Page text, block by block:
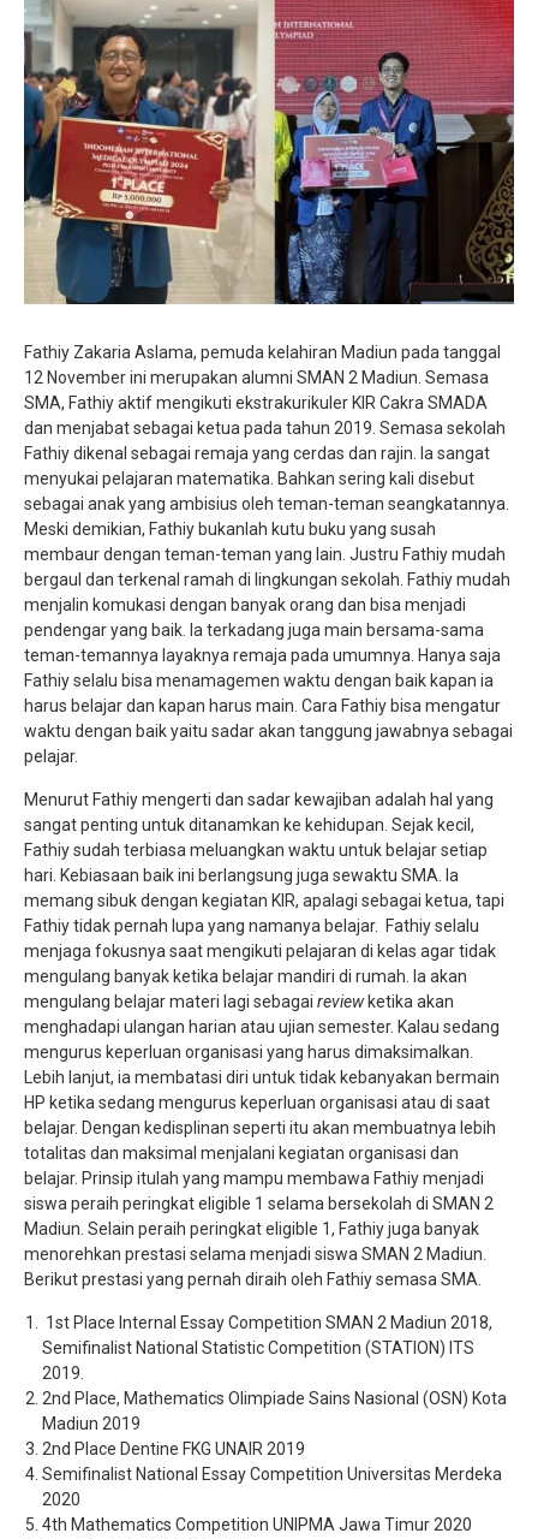
Fathiy Zakaria Aslama, pemuda kelahiran Madiun pada tanggal
12 November ini merupakan alumni SMAN 2 Madiun. Semasa
SMA, Fathiy aktif mengikuti ekstrakurikuler KIR Cakra SMADA
dan menjabat sebagai ketua pada tahun 2019. Semasa sekolah
Fathiy dikenal sebagai remaja yang cerdas dan rajin. Ia sangat
menyukai pelajaran matematika. Bahkan sering kali disebut
sebagai anak yang ambisius oleh teman-teman seangkatannya.
Meski demikian, Fathiy bukanlah kutu buku yang susah
membaur dengan teman-teman yang lain. Justru Fathiy mudah
bergaul dan terkenal ramah di lingkungan sekolah. Fathiy mudah
menjalin komukasi dengan banyak orang dan bisa menjadi
pendengar yang baik. Ia terkadang juga main bersama-sama
teman-temannya layaknya remaja pada umumnya. Hanya saja
Fathiy selalu bisa menamagemen waktu dengan baik kapan ia
harus belajar dan kapan harus main. Cara Fathiy bisa mengatur
waktu dengan baik yaitu sadar akan tanggung jawabnya sebagai
pelajar.
Menurut Fathiy mengerti dan sadar kewajiban adalah hal yang
sangat penting untuk ditanamkan ke kehidupan. Sejak kecil,
Fathiy sudah terbiasa meluangkan waktu untuk belajar setiap
hari. Kebiasaan baik ini berlangsung juga sewaktu SMA. Ia
memang sibuk dengan kegiatan KIR, apalagi sebagai ketua, tapi
Fathiy tidak pernah lupa yang namanya belajar. Fathiy selalu
menjaga fokusnya saat mengikuti pelajaran di kelas agar tidak
mengulang banyak ketika belajar mandiri di rumah. Ia akan
mengulang belajar materi lagi sebagai reviewketika akan
menghadapi ulangan harian atau ujian semester. Kalau sedang
mengurus keperluan organisasi yang harus dimaksimalkan.
Lebih lanjut, ia membatasi diri untuk tidak kebanyakan bermain
HP ketika sedang mengurus keperluan organisasi atau di saat
belajar. Dengan kedisplinan seperti itu akan membuatnya lebih
totalitas dan maksimal menjalani kegiatan organisasi dan
belajar. Prinsip itulah yang mampu membawa Fathiy menjadi
siswa peraih peringkat eligible 1 selama bersekolah di SMAN 2
Madiun. Selain peraih peringkat eligible 1, Fathiy juga banyak
menorehkan prestasi selama menjadi siswa SMAN 2 Madiun.
Berikut prestasi yang pernah diraih oleh Fathiy semasa SMA.
1st Place Internal Essay Competition SMAN 2 Madiun 2018,
Semifinalist National Statistic Competition (STATION) ITS
2019.
2nd Place, Mathematics Olimpiade Sains Nasional (OSN) Kota
Madiun 2019
2nd Place Dentine FKG UNAIR 2019
Semifinalist National Essay Competition Universitas Merdeka
2020
4th Mathematics Competition UNIPMA Jawa Timur 2020